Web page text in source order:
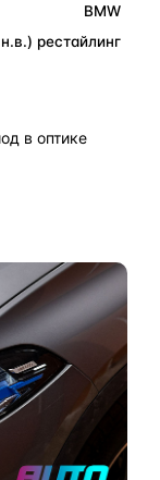
BMW
рестайлинг
в оптике